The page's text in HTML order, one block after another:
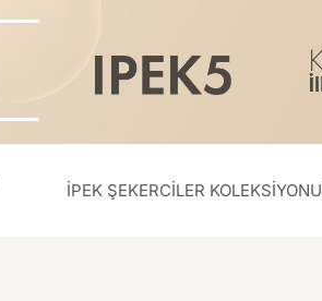
İPEK ŞEKERCİLER KOLEKSİYONU